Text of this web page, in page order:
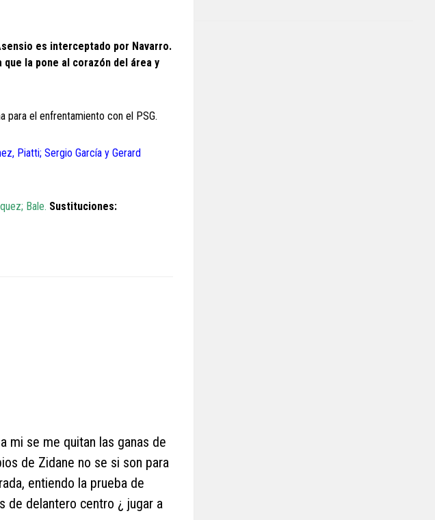
es interceptado por Navarro.
la pone al corazón del área y
para el enfrentamiento con el PSG.
Piatti; Sergio García y Gerard
Bale. Sustituciones:
mi se me quitan las ganas de
de Zidane no se si son para
entiendo la prueba de
de delantero centro ¿ jugar a